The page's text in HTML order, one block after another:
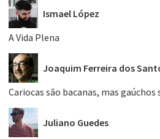
Ismael López
A Vida Plena
Joaquim Ferreira dos
Cariocas são bacanas, mas
Juliano Guedes